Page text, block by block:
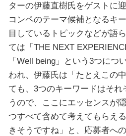
ターの伊藤直樹氏をゲストに
コンペのテーマ候補となるキ
目しているトピックなどが語
ては「THE NEXT
「Well being」という3つにつ
われ、伊藤氏は「たとえこの
ても、3つのキーワードはそ
うので、ここにエッセンスが
つすべて含めて考えてもらえ
きそうですね」と、応募者へ